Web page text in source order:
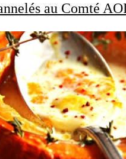
au Comté